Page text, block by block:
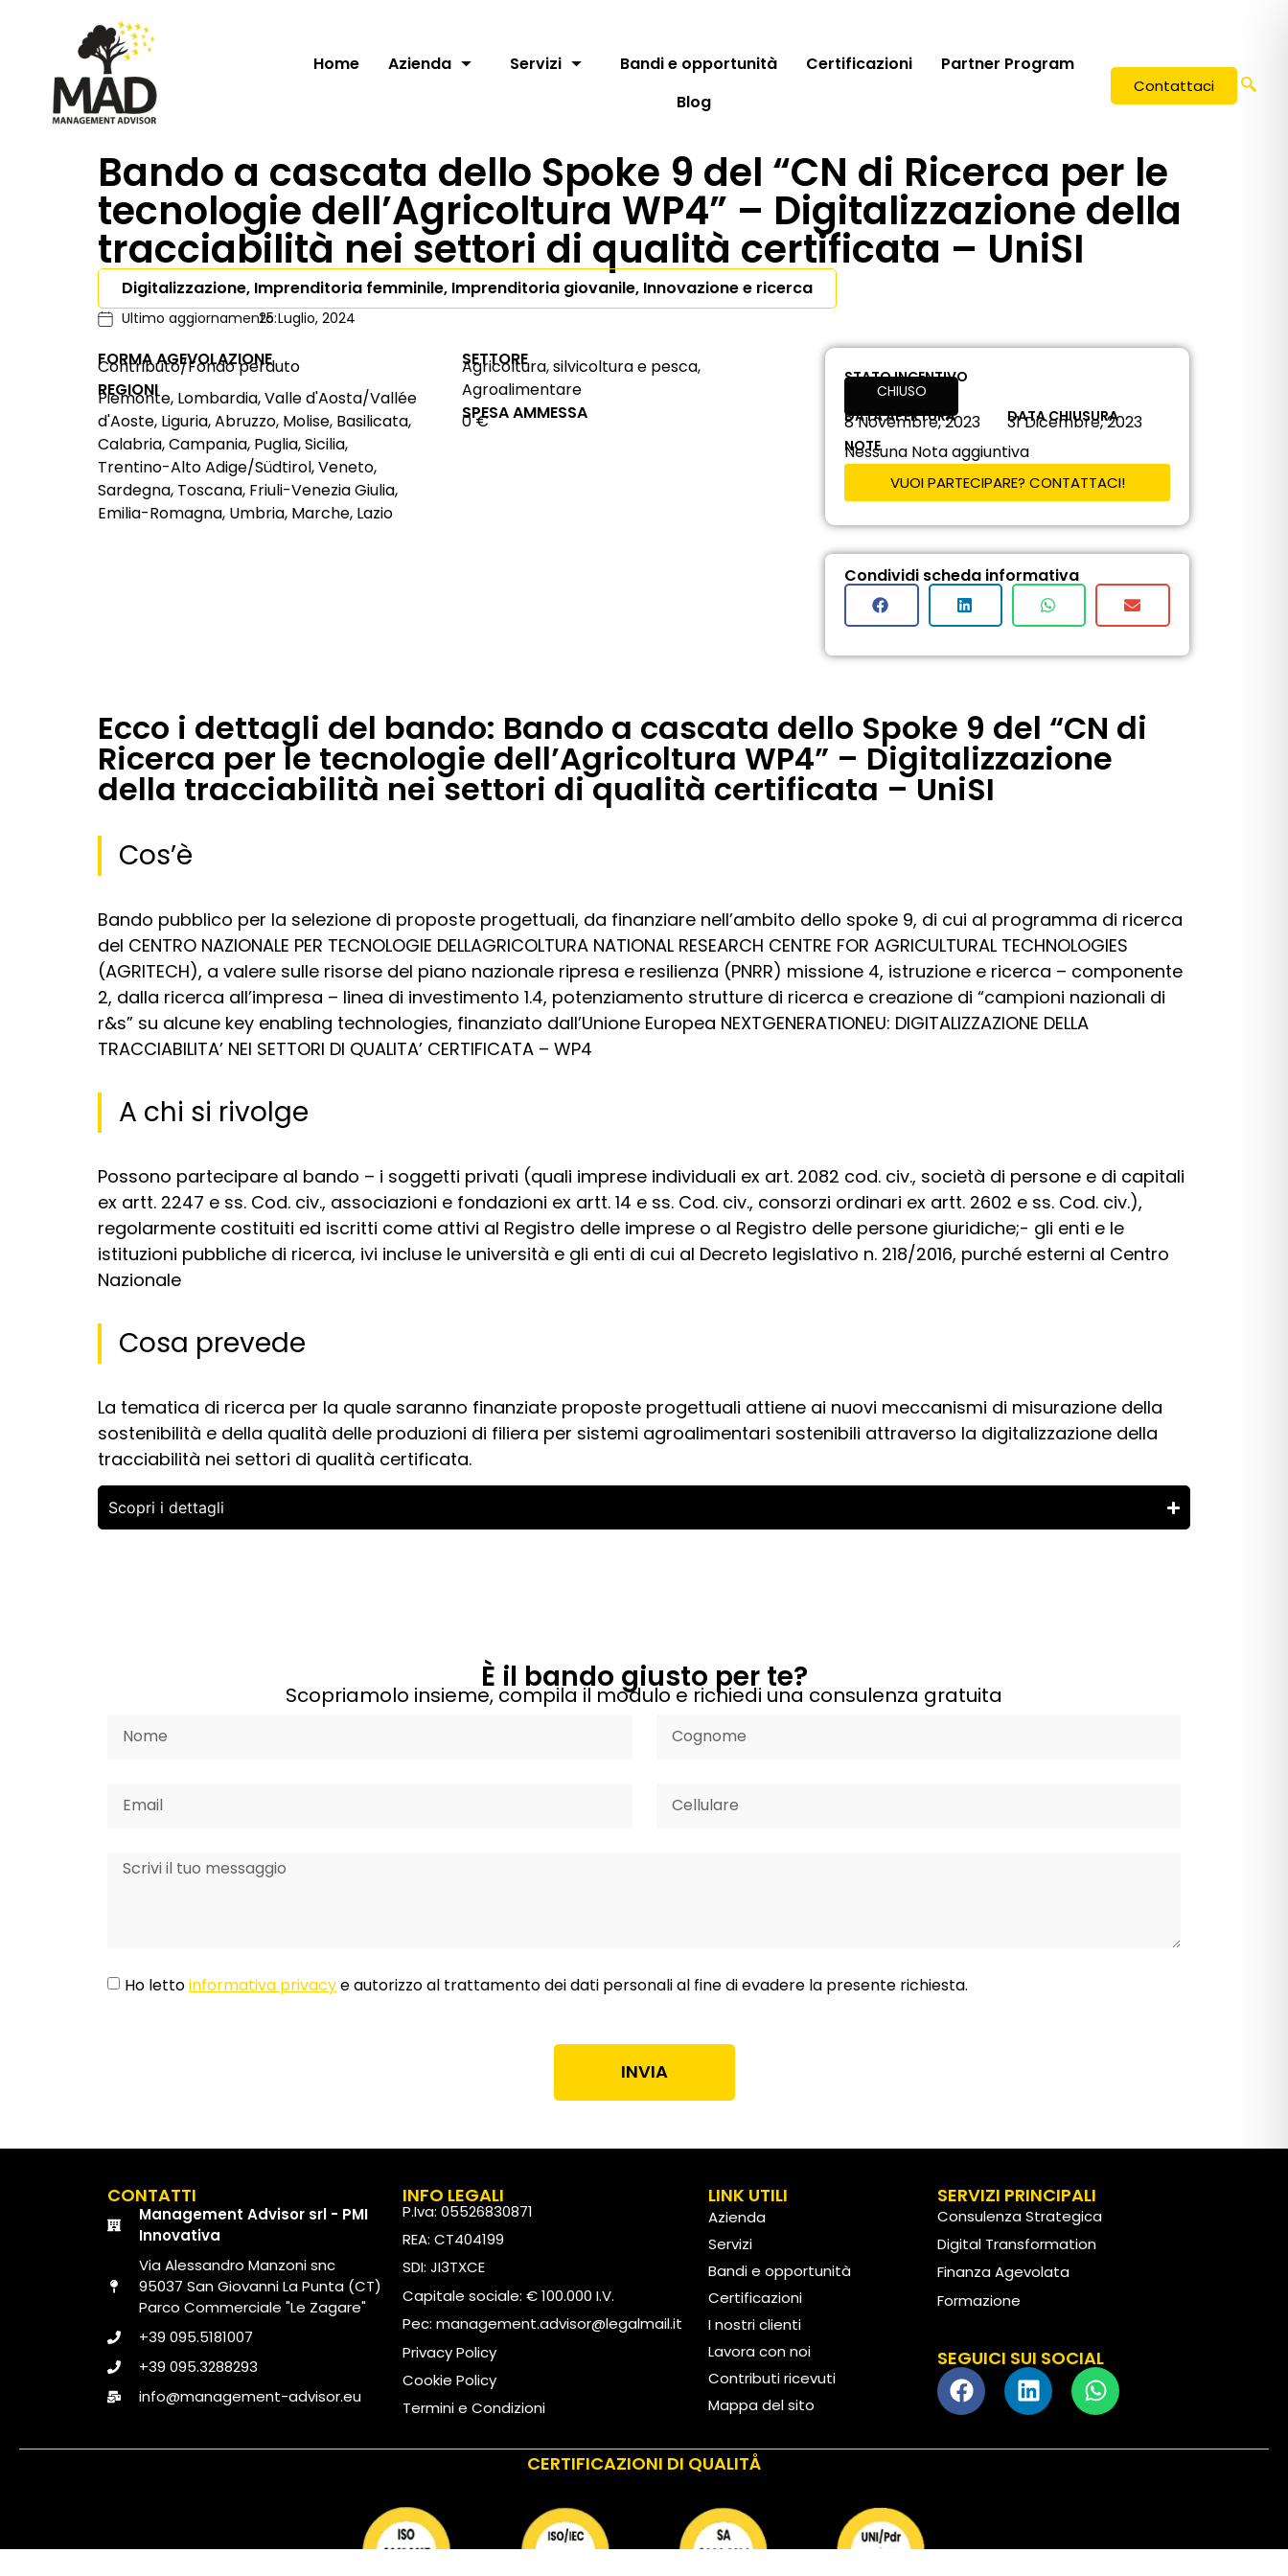
Home Azienda Servizi Bandi e opportunità Certificazioni
Partner Program
Blog
Contattaci
Bando a cascata dello Spoke 9 del “CN di Ricerca per le
tecnologie dell’Agricoltura WP4” – Digitalizzazione della
tracciabilità nei settori di qualità certificata – UniSI
Digitalizzazione, Imprenditoria femminile, Imprenditoria giovanile, Innovazione e ricerca
Ultimo aggiornamento:25 Luglio, 2024
FORMA AGEVOLAZIONE
Contributo/Fondo perduto
REGIONI
Piemonte, Lombardia, Valle d'Aosta/Vallée
d'Aoste, Liguria, Abruzzo, Molise, Basilicata,
Calabria, Campania, Puglia, Sicilia,
Trentino-Alto Adige/Südtirol, Veneto,
Sardegna, Toscana, Friuli-Venezia Giulia,
Emilia-Romagna, Umbria, Marche, Lazio
SETTORE
Agricoltura, silvicoltura e pesca,
Agroalimentare
SPESA AMMESSA
0 €
STATO INCENTIVO
CHIUSO
DATA APERTURA
DATA CHIUSURA
8 Novembre, 2023 31 Dicembre, 2023
NOTE
Nessuna Nota aggiuntiva
VUOI PARTECIPARE? CONTATTACI!
Condividi scheda informativa
Ecco i dettagli del bando: Bando a cascata dello Spoke 9 del “CN di
Ricerca per le tecnologie dell’Agricoltura WP4” – Digitalizzazione
della tracciabilità nei settori di qualità certificata – UniSI
Cos’è
Bando pubblico per la selezione di proposte progettuali, da finanziare nell’ambito dello spoke 9, di cui al programma di ricerca
del CENTRO NAZIONALE PER TECNOLOGIE DELLAGRICOLTURA NATIONAL RESEARCH CENTRE FOR AGRICULTURAL TECHNOLOGIES
(AGRITECH), a valere sulle risorse del piano nazionale ripresa e resilienza (PNRR) missione 4, istruzione e ricerca – componente
2, dalla ricerca all’impresa – linea di investimento 1.4, potenziamento strutture di ricerca e creazione di “campioni nazionali di
r&s” su alcune key enabling technologies, finanziato dall’Unione Europea NEXTGENERATIONEU: DIGITALIZZAZIONE DELLA
TRACCIABILITA’ NEI SETTORI DI QUALITA’ CERTIFICATA – WP4
A chi si rivolge
Possono partecipare al bando – i soggetti privati (quali imprese individuali ex art. 2082 cod. civ., società di persone e di capitali
ex artt. 2247 e ss. Cod. civ., associazioni e fondazioni ex artt. 14 e ss. Cod. civ., consorzi ordinari ex artt. 2602 e ss. Cod. civ.),
regolarmente costituiti ed iscritti come attivi al Registro delle imprese o al Registro delle persone giuridiche;- gli enti e le
istituzioni pubbliche di ricerca, ivi incluse le università e gli enti di cui al Decreto legislativo n. 218/2016, purché esterni al Centro
Nazionale
Cosa prevede
La tematica di ricerca per la quale saranno finanziate proposte progettuali attiene ai nuovi meccanismi di misurazione della
sostenibilità e della qualità delle produzioni di filiera per sistemi agroalimentari sostenibili attraverso la digitalizzazione della
tracciabilità nei settori di qualità certificata.
Scopri i dettagli
È il bando giusto per te?
Scopriamolo insieme, compila il modulo e richiedi una consulenza gratuita
Ho lettoinformativa privacye autorizzo al trattamento dei dati personali al fine di evadere la presente richiesta.
INVIA
CONTATTI
Management Advisor srl - PMI
Innovativa
Via Alessandro Manzoni snc
95037 San Giovanni La Punta (CT)
Parco Commerciale "Le Zagare"
+39 095.5181007
+39 095.3288293
info@management-advisor.eu
INFO LEGALI
P.Iva: 05526830871
REA: CT404199
SDI: JI3TXCE
Capitale sociale: € 100.000 I.V.
Pec: management.advisor@legalmail.it
Privacy Policy
Cookie Policy
Termini e Condizioni
LINK UTILI
Azienda
Servizi
Bandi e opportunità
Certificazioni
I nostri clienti
Lavora con noi
Contributi ricevuti
Mappa del sito
SERVIZI PRINCIPALI
Consulenza Strategica
Digital Transformation
Finanza Agevolata
Formazione
SEGUICI SUI SOCIAL
CERTIFICAZIONI DI QUALITÅ